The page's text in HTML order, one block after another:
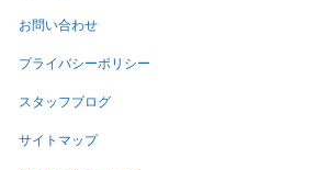
お問い合わせ
プライバシーポリシー
スタッフブログ
サイトマップ